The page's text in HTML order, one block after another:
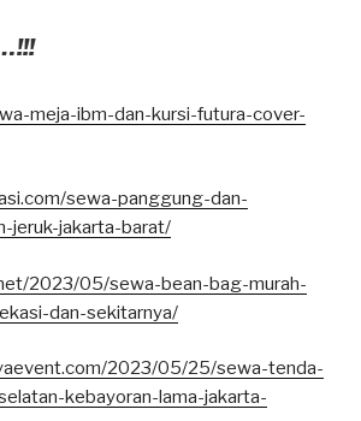
meja-ibm-dan-kursi-futura-cover-
sewa-panggung-dan-
jeruk-jakarta-barat/
2023/05/sewa-bean-bag-murah-
dan-sekitarnya/
2023/05/25/sewa-tenda-
kebayoran-lama-jakarta-